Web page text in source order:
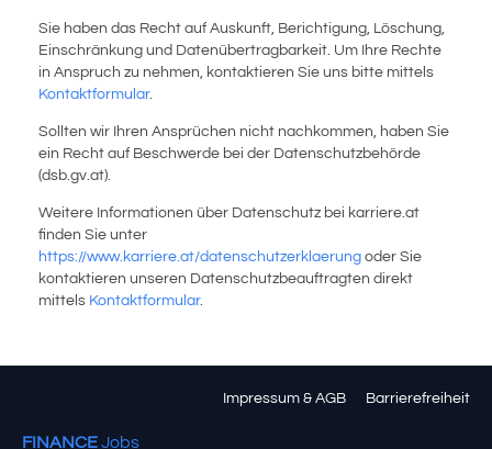
Sie haben das Recht auf Auskunft, Berichtigung, Löschung,
Einschränkung und Datenübertragbarkeit. Um Ihre Rechte
in Anspruch zu nehmen, kontaktieren Sie uns bitte mittels
Kontaktformular.
Sollten wir Ihren Ansprüchen nicht nachkommen, haben Sie
ein Recht auf Beschwerde bei der Datenschutzbehörde
(dsb.gv.at).
Weitere Informationen über Datenschutz bei karriere.at
finden Sie unter
https://www.karriere.at/datenschutzerklaerung oder Sie
kontaktieren unseren Datenschutzbeauftragten direkt
mittels Kontaktformular.
Impressum & AGB Barrierefreiheit
FINANCEJobs